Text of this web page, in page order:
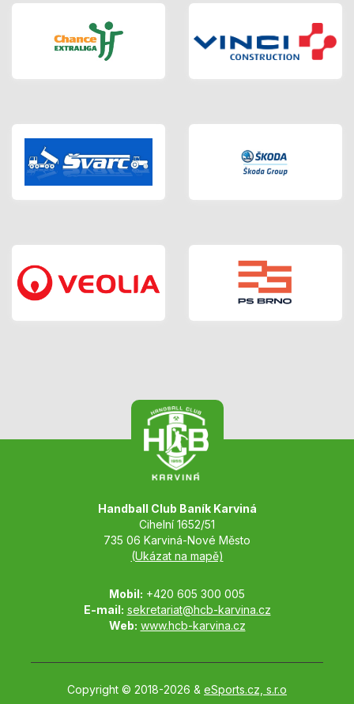
Handball Club Baník Karviná
Cihelní 1652/51
735 06 Karviná-Nové Město
(Ukázat na mapě)
Mobil: +420 605 300 005
E-mail: sekretariat@hcb-karvina.cz
Web: www.hcb-karvina.cz
Copyright © 2018-2026 & eSports.cz, s.r.o